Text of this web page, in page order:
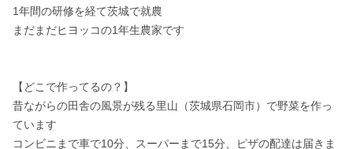
1年間の研修を経て茨城で就農
まだまだヒヨッコの1年生農家です
【どこで作ってるの？】
昔ながらの田舎の風景が残る里山（茨城県石岡市）で野菜を作っ
ています
コンビニまで車で10分、スーパーまで15分、ピザの配達は届きま